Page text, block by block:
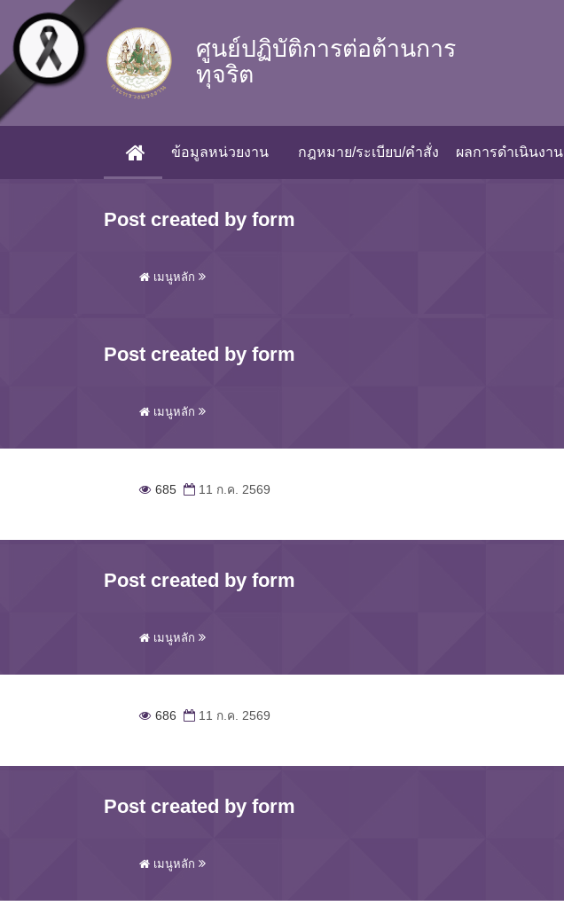
Skip to main content
ศูนย์ปฏิบัติการต่อต้านการ
ทุจริต
(CURRENT)
ข้อมูลหน่วยงาน กฎหมาย/ระเบียบ/คำสั่ง ผลการดำเนินงาน
Post created by form
เมนูหลัก
Post created by form
เมนูหลัก
685 11 ก.ค. 2569
Post created by form
เมนูหลัก
686 11 ก.ค. 2569
Post created by form
เมนูหลัก